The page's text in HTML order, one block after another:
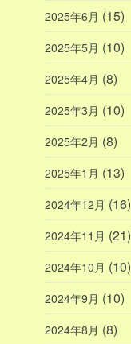
2025年6月 (15)
2025年5月 (10)
2025年4月 (8)
2025年3月 (10)
2025年2月 (8)
2025年1月 (13)
2024年12月 (16)
2024年11月 (21)
2024年10月 (10)
2024年9月 (10)
2024年8月 (8)